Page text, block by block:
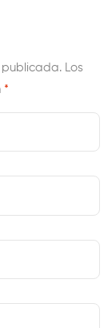
Of The
You
publicada.
Los
*